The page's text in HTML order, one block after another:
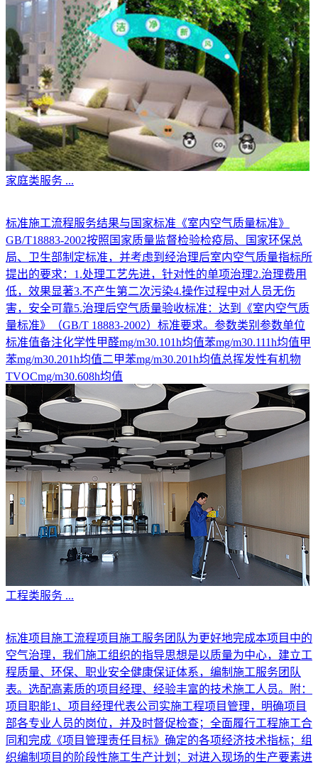
家庭类服务 ...
标准施工流程服务结果与国家标准《室内空气质量标准》
GB/T18883-2002按照国家质量监督检验检疫局、国家环保总
局、卫生部制定标准，并考虑到经治理后室内空气质量指标所
提出的要求：1.处理工艺先进，针对性的单项治理2.治理费用
低，效果显著3.不产生第二次污染4.操作过程中对人员无伤
害，安全可靠5.治理后空气质量验收标准：达到《室内空气质
量标准》（GB/T 18883-2002）标准要求。参数类别参数单位
标准值备注化学性甲醛mg/m30.101h均值苯mg/m30.111h均值甲
苯mg/m30.201h均值二甲苯mg/m30.201h均值总挥发性有机物
TVOCmg/m30.608h均值
工程类服务 ...
标准项目施工流程项目施工服务团队为更好地完成本项目中的
空气治理，我们施工组织的指导思想是以质量为中心，建立工
程质量、环保、职业安全健康保证体系，编制施工服务团队
表。选配高素质的项目经理、经验丰富的技术施工人员。附：
项目职能1、项目经理代表公司实施工程项目管理，明确项目
部各专业人员的岗位，并及时督促检查；全面履行工程施工合
同和完成《项目管理责任目标》确定的各项经济技术指标；组
织编制项目的阶段性施工生产计划；对进入现场的生产要素进